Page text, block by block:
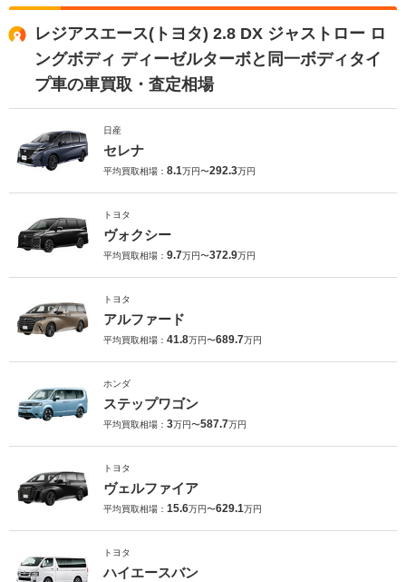
レジアスエース(トヨタ) 2.8 DX ジャストロー ロ
ングボディ ディーゼルターボと同一ボディタイ
プ車の車買取・査定相場
日産
セレナ
平均買取相場： 8.1万円〜292.3万円
トヨタ
ヴォクシー
平均買取相場： 9.7万円〜372.9万円
トヨタ
アルファード
平均買取相場： 41.8万円〜689.7万円
ホンダ
ステップワゴン
平均買取相場： 3万円〜587.7万円
トヨタ
ヴェルファイア
平均買取相場： 15.6万円〜629.1万円
トヨタ
ハイエースバン